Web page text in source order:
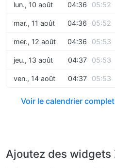
lun., 10 août 04:36 05:52
mar., 11 août 04:36 05:52
mer., 12 août 04:36 05:53
jeu., 13 août 04:37 05:53
ven., 14 août 04:37 05:53
Voir le calendrier
Ajoutez des